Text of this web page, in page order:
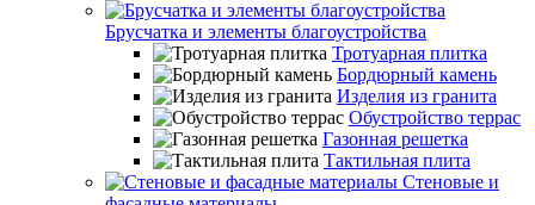
Брусчатка и элементы благоустройства
Тротуарная плитка
Бордюрный камень
Изделия из гранита
Обустройство террас
Газонная решетка
Тактильная плита
Стеновые и